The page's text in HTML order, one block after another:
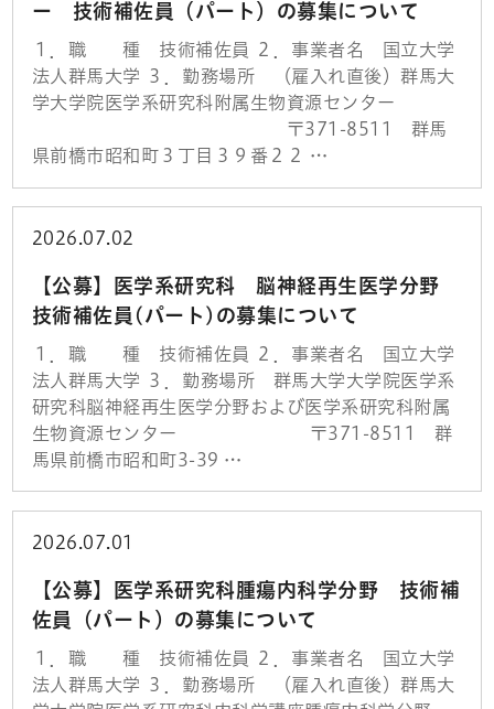
ー 技術補佐員（パート）の募集について
１．職 種 技術補佐員 ２．事業者名 国立大学
法人群馬大学 ３．勤務場所 （雇入れ直後）群馬大
学大学院医学系研究科附属生物資源センター
〒371-8511 群馬
県前橋市昭和町３丁目３９番２２ …
2026.07.02
【公募】医学系研究科 脳神経再生医学分野
技術補佐員(パート)の募集について
１．職 種 技術補佐員 ２．事業者名 国立大学
法人群馬大学 ３．勤務場所 群馬大学大学院医学系
研究科脳神経再生医学分野および医学系研究科附属
生物資源センター 〒371-8511 群
馬県前橋市昭和町3-39 …
2026.07.01
【公募】医学系研究科腫瘍内科学分野 技術補
佐員（パート）の募集について
１．職 種 技術補佐員 ２．事業者名 国立大学
法人群馬大学 ３．勤務場所 （雇入れ直後）群馬大